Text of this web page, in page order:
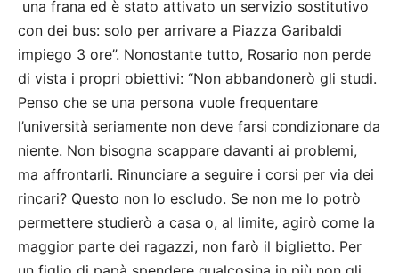
una frana ed è stato attivato un servizio sostitutivo
con dei bus: solo per arrivare a Piazza Garibaldi
impiego 3 ore”. Nonostante tutto, Rosario non perde
di vista i propri obiettivi: “Non abbandonerò gli studi.
Penso che se una persona vuole frequentare
l’università seriamente non deve farsi condizionare da
niente. Non bisogna scappare davanti ai problemi,
ma affrontarli. Rinunciare a seguire i corsi per via dei
rincari? Questo non lo escludo. Se non me lo potrò
permettere studierò a casa o, al limite, agirò come la
maggior parte dei ragazzi, non farò il biglietto. Per